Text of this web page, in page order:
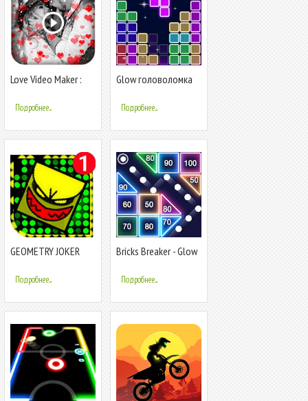
Love Video Maker :
With Music
Подробнее...
Glow головоломка
game
Подробнее...
GEOMETRY JOKER
Подробнее...
Bricks Breaker - Glow
Подробнее...